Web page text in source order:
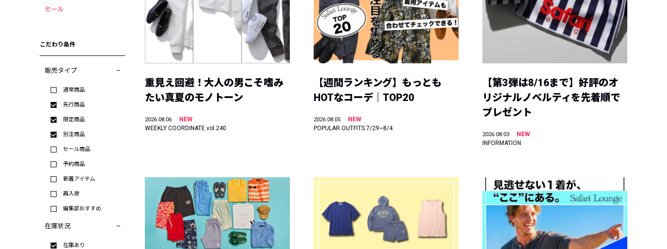
セール
こだわり条件
販売タイプ
通常商品
先行商品
限定商品
別注商品
セール商品
予約商品
新着アイテム
再入荷
編集部おすすめ
在庫状況
在庫あり
重見え回避！大人の男こそ嗜み
たい真夏のモノトーン
2026.08.06
NEW
WEEKLY COORDINATE vol.240
【週間ランキング】もっとも
HOTなコーデ｜TOP20
2026.08.05
NEW
POPULAR OUTFITS 7/29~8/4
【第3弾は8/16まで】好評のオ
リジナルノベルティを先着順で
プレゼント
2026.08.03
NEW
INFORMATION